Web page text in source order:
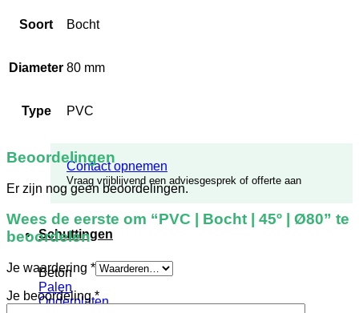
Contact opnemen
Vraag vrijblijvend een adviesgesprek of offerte aan
Schuttingen
Beton
Palen
Onderplaten
Soort Bocht
Diameter 80 mm
Type PVC
Beoordelingen
Er zijn nog geen beoordelingen.
Wees de eerste om “PVC | Bocht | 45º | Ø80” te
beoordelen
Je waardering *
Je beoordeling*